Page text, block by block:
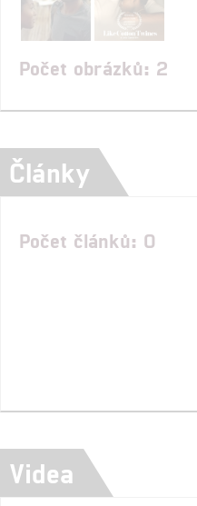
Počet obrázků: 2
Články
Počet článků: 0
Videa